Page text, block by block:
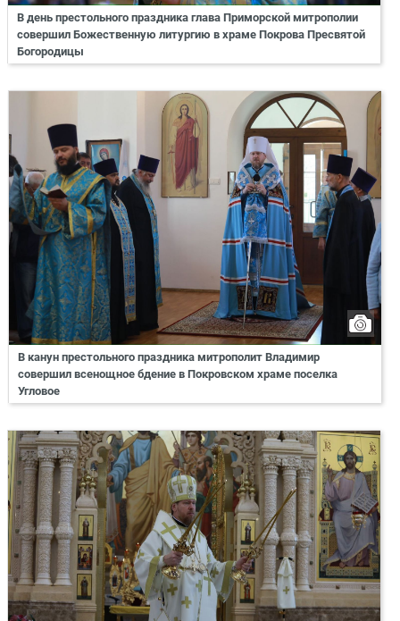
В день престольного праздника глава Приморской митрополии
совершил Божественную литургию в храме Покрова Пресвятой
Богородицы
В канун престольного праздника митрополит Владимир
совершил всенощное бдение в Покровском храме поселка
Угловое